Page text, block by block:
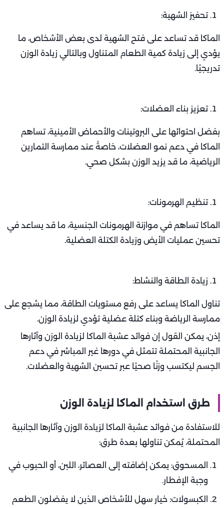
تحفيز الشهية:
الماكا قد تساعد على فتح الشهية لدى بعض الأشخاص، ما
يؤدي إلى زيادة كمية الطعام المتناول وبالتالي زيادة الوزن
تدريجيًا.
تعزيز بناء العضلات:
بفضل احتوائها على البروتينات والأحماض الأمينية، تساهم
الماكا في دعم نمو العضلات، خاصةً عند ممارسة التمارين
الرياضية، ما قد يزيد الوزن بشكل صحي.
تنظيم الهرمونات:
الماكا تساهم في موازنة الهرمونات الجنسية، ما قد يساعد في
تحسين عمليات الأيض وزيادة الكتلة العضلية.
زيادة الطاقة والنشاط:
تناول الماكا يساعد على رفع مستويات الطاقة، مما يشجع على
ممارسة الرياضة وبناء كتلة عضلية تؤدي لزيادة الوزن.
إذن، يمكن القول إن فوائد عشبة الماكا لزيادة الوزن وآثارها
الجانبية المحتملة تتمثل في دورها غير المباشر في دعم
الجسم ليكتسب وزنًا صحيًا عبر تحسين الشهية والعضلات.
طرق استخدام الماكا لزيادة الوزن
للاستفادة من فوائد عشبة الماكا لزيادة الوزن وآثارها الجانبية
المحتملة، يُمكن تناولها بعدة طرق:
المسحوق: يمكن إضافته إلى العصائر، اللبن، أو الحبوب في
وجبة الإفطار.
الكبسولات: خيار سهل للأشخاص الذين لا يفضلون الطعم